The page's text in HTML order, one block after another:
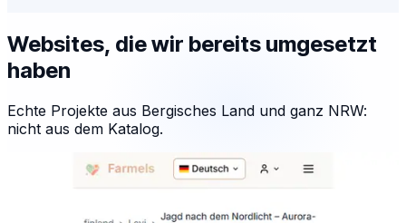
Websites, die wir bereits umgesetzt
haben
Echte Projekte aus Bergisches Land und ganz NRW:
nicht aus dem Katalog.